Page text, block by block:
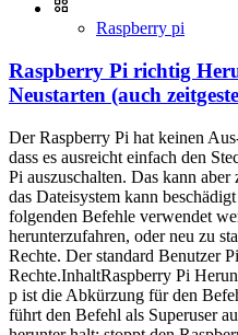
Raspberry pi
Raspberry Pi richtig
Neustarten (auch
Der Raspberry Pi hat keinen
dass es ausreicht einfach den
Pi auszuschalten. Das kann
das Dateisystem kann
folgenden Befehle verwendet
herunterzufahren, oder neu zu
Rechte. Der standard Benutzer
Rechte.InhaltRaspberry Pi
p ist die Abkürzung für den
führt den Befehl als Superuser